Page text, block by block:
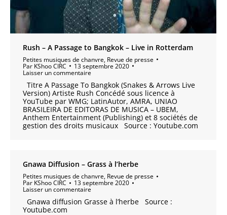
Rush – A Passage to Bangkok – Live in Rotterdam
Petites musiques de chanvre, Revue de presse
Par KShoo CIRC 13 septembre 2020
Laisser un commentaire
Titre A Passage To Bangkok (Snakes & Arrows Live
Version) Artiste Rush Concédé sous licence à
YouTube par WMG; LatinAutor, AMRA, UNIAO
BRASILEIRA DE EDITORAS DE MUSICA – UBEM,
Anthem Entertainment (Publishing) et 8 sociétés de
gestion des droits musicaux Source : Youtube.com
Gnawa Diffusion – Grass à l’herbe
Petites musiques de chanvre, Revue de presse
Par KShoo CIRC 13 septembre 2020
Laisser un commentaire
Gnawa diffusion Grasse à l’herbe Source :
Youtube.com